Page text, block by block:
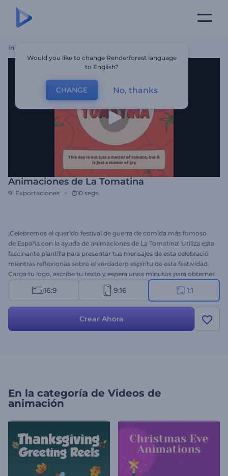
Inicio
Animaciones de La Tomatina
91 Exportaciones 10 segs.
¡Celebremos el querido festival de guerra de comida más fomoso
de España con la ayuda de animaciones de La Tomatina! Utiliza esta
fascinante plantilla para presentar tus mensajes de esta celebració
mientras reflexionas sobre el verdadero espíritu de esta festividad.
Carga tu logo, escribe tu texto y espera unos minutos para obterner
el video animado. Es perfecto para invitaciones a festivales, intro de
vacaciones, saludos en video, anuncios comerciales y más.
16:9 9:16 1:1
Crear Ahora
En la categoría de Videos de
animación
Would you like to change Renderforest language
to English?
CHANGE No, thanks